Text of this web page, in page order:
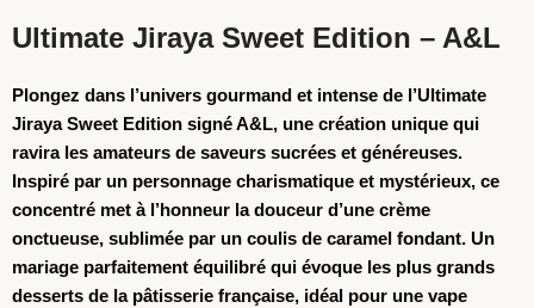
Ultimate Jiraya Sweet Edition – A&L
Plongez dans l’univers gourmand et intense de l’Ultimate
Jiraya Sweet Edition signéA&L, une création unique qui
ravira les amateurs de saveurs sucrées et généreuses.
Inspiré par un personnage charismatique et mystérieux, ce
concentré met à l’honneur la douceur d’une crème
onctueuse, sublimée par un coulis de caramel fondant. Un
mariage parfaitement équilibré qui évoque les plus grands
desserts de la pâtisserie française, idéal pour une vape